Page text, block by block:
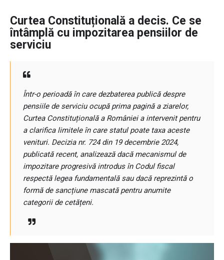
Curtea Constituțională a decis. Ce se
întâmplă cu impozitarea pensiilor de
serviciu
Într-o perioadă în care dezbaterea publică despre
pensiile de serviciu ocupă prima pagină a ziarelor,
Curtea Constituțională a României a intervenit pentru
a clarifica limitele în care statul poate taxa aceste
venituri. Decizia nr. 724 din 19 decembrie 2024,
publicată recent, analizează dacă mecanismul de
impozitare progresivă introdus în Codul fiscal
respectă legea fundamentală sau dacă reprezintă o
formă de sancțiune mascată pentru anumite
categorii de cetățeni.